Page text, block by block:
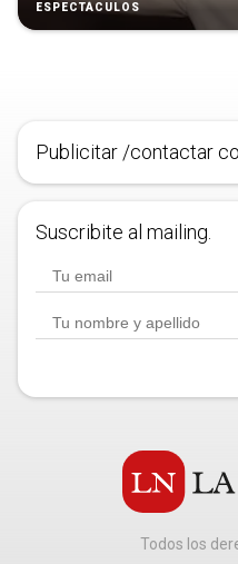
ESPECTÁCULOS
Publicitar /contactar
Suscribite al mailing.
Todos los